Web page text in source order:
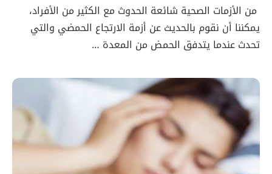
من الأزمات الصحية شائعة الحدوث مع الكثير من الأفراد،
يمكننا أن نقوم بالحديث عن أزمة الارتجاع الحمضي والتي
تحدث عندما يتدفق الحمض من المعدة …